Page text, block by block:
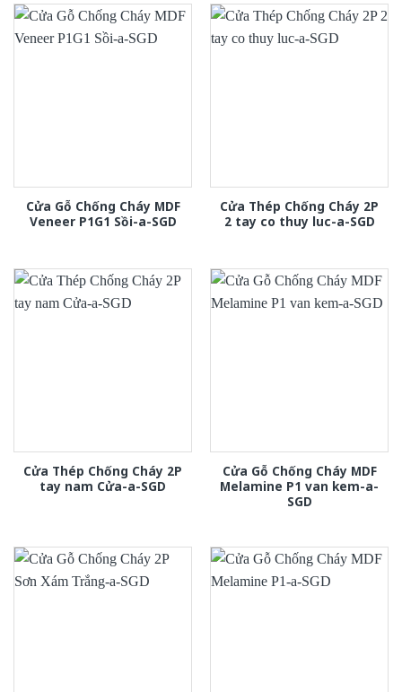
Cửa Gỗ Chống Cháy MDF
Veneer P1G1 Sồi-a-SGD
Cửa Thép Chống Cháy 2P
2 tay co thuy luc-a-SGD
Cửa Thép Chống Cháy 2P
tay nam Cửa-a-SGD
Cửa Gỗ Chống Cháy MDF
Melamine P1 van kem-a-
SGD